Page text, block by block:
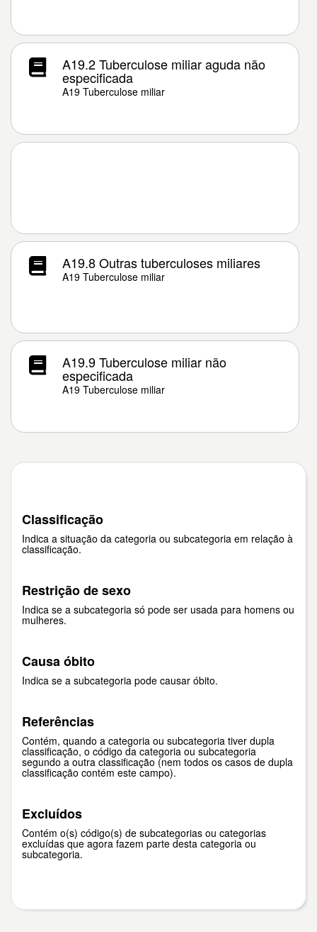
A19.2 Tuberculose miliar aguda não
especificada
A19 Tuberculose miliar
A19.8 Outras tuberculoses miliares
A19 Tuberculose miliar
A19.9 Tuberculose miliar não
especificada
A19 Tuberculose miliar
Classificação
Indica a situação da categoria ou subcategoria em relação à
classificação.
Restrição de sexo
Indica se a subcategoria só pode ser usada para homens ou
mulheres.
Causa óbito
Indica se a subcategoria pode causar óbito.
Referências
Contém, quando a categoria ou subcategoria tiver dupla
classificação, o código da categoria ou subcategoria
segundo a outra classificação (nem todos os casos de dupla
classificação contém este campo).
Excluídos
Contém o(s) código(s) de subcategorias ou categorias
excluídas que agora fazem parte desta categoria ou
subcategoria.